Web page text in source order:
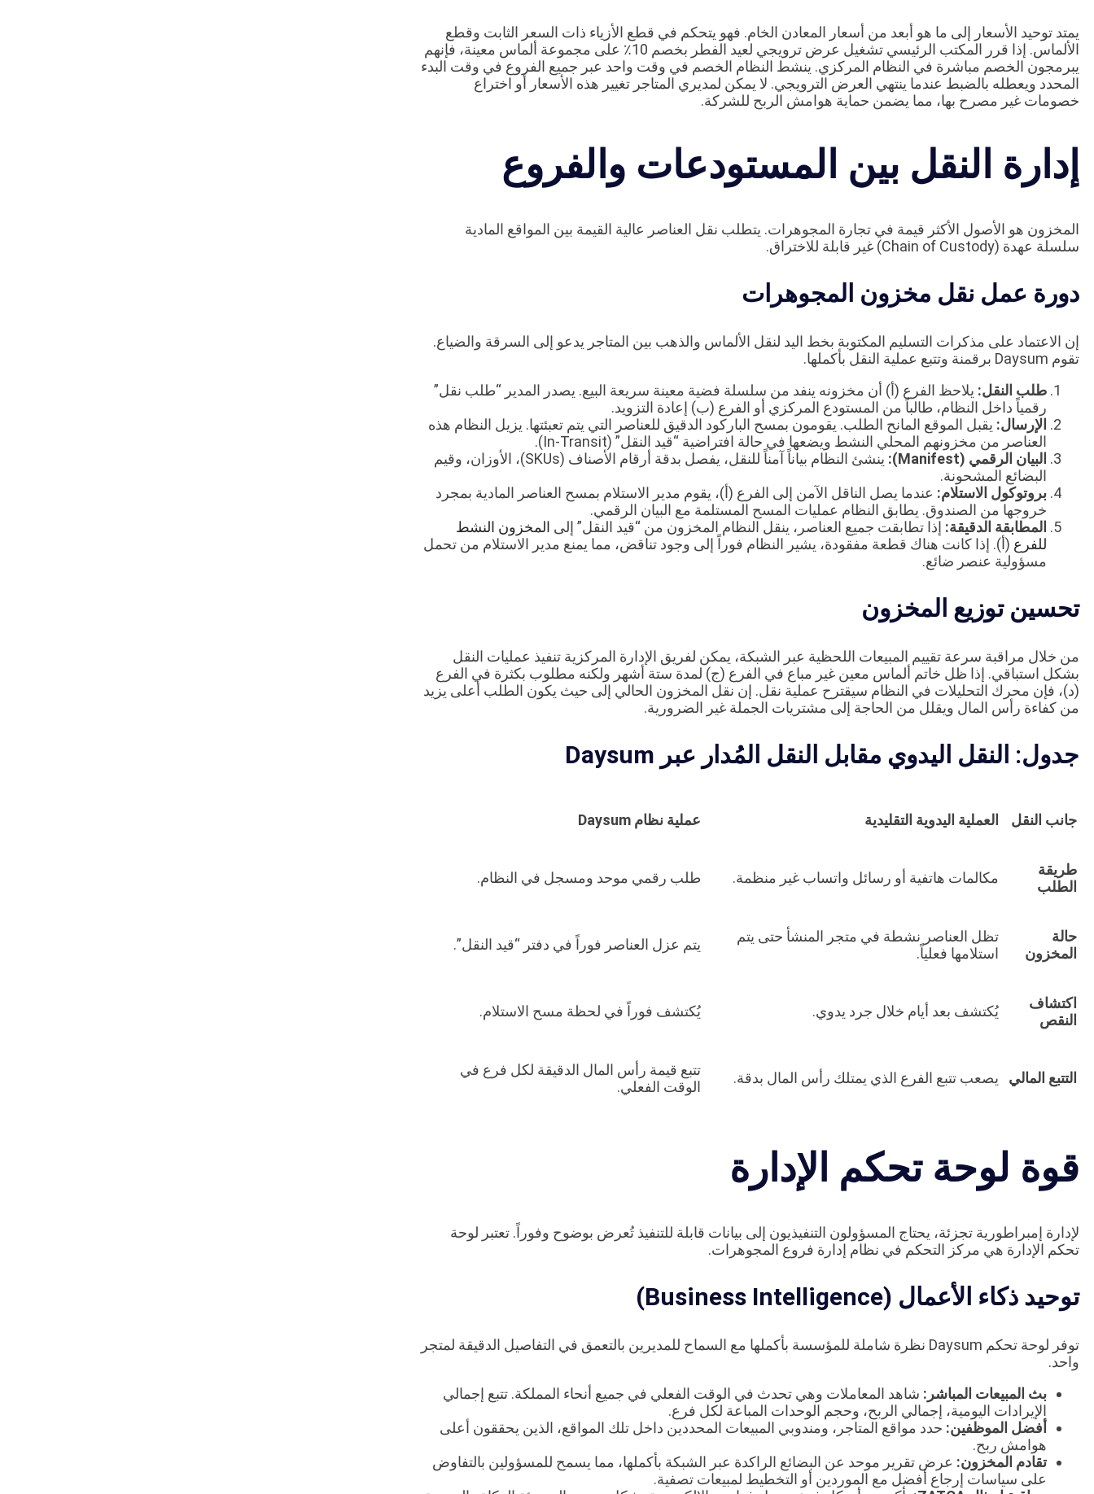
يمتد توحيد الأسعار إلى ما هو أبعد من أسعار المعادن الخام. فهو يتحكم في قطع الأزياء ذات السعر الثابت وقطع
الألماس. إذا قرر المكتب الرئيسي تشغيل عرض ترويجي لعيد الفطر بخصم 10٪ على مجموعة ألماس معينة، فإنهم
يبرمجون الخصم مباشرة في النظام المركزي. ينشط النظام الخصم في وقت واحد عبر جميع الفروع في وقت البدء
المحدد ويعطله بالضبط عندما ينتهي العرض الترويجي. لا يمكن لمديري المتاجر تغيير هذه الأسعار أو اختراع
خصومات غير مصرح بها، مما يضمن حماية هوامش الربح للشركة.
إدارة النقل بين المستودعات والفروع
المخزون هو الأصول الأكثر قيمة في تجارة المجوهرات. يتطلب نقل العناصر عالية القيمة بين المواقع المادية
سلسلة عهدة (Chain of Custody) غير قابلة للاختراق.
دورة عمل نقل مخزون المجوهرات
إن الاعتماد على مذكرات التسليم المكتوبة بخط اليد لنقل الألماس والذهب بين المتاجر يدعو إلى السرقة والضياع.
تقوم Daysum برقمنة وتتبع عملية النقل بأكملها.
طلب النقل: يلاحظ الفرع (أ) أن مخزونه ينفد من سلسلة فضية معينة سريعة البيع. يصدر المدير “طلب نقل”
رقمياً داخل النظام، طالباً من المستودع المركزي أو الفرع (ب) إعادة التزويد.
الإرسال: يقبل الموقع المانح الطلب. يقومون بمسح الباركود الدقيق للعناصر التي يتم تعبئتها. يزيل النظام هذه
العناصر من مخزونهم المحلي النشط ويضعها في حالة افتراضية “قيد النقل” (In-Transit).
البيان الرقمي (Manifest):
ينشئ النظام بياناً آمناً للنقل، يفصل بدقة أرقام الأصناف (SKUs)، الأوزان، وقيم
البضائع المشحونة.
بروتوكول الاستلام: عندما يصل الناقل الآمن إلى الفرع (أ)، يقوم مدير الاستلام بمسح العناصر المادية بمجرد
خروجها من الصندوق. يطابق النظام عمليات المسح المستلمة مع البيان الرقمي.
المطابقة الدقيقة: إذا تطابقت جميع العناصر، ينقل النظام المخزون من “قيد النقل” إلى المخزون النشط
للفرع (أ). إذا كانت هناك قطعة مفقودة، يشير النظام فوراً إلى وجود تناقض، مما يمنع مدير الاستلام من تحمل
مسؤولية عنصر ضائع.
تحسين توزيع المخزون
من خلال مراقبة سرعة تقييم المبيعات اللحظية عبر الشبكة، يمكن لفريق الإدارة المركزية تنفيذ عمليات النقل
بشكل استباقي. إذا ظل خاتم ألماس معين غير مباع في الفرع (ج) لمدة ستة أشهر ولكنه مطلوب بكثرة في الفرع
(د)، فإن محرك التحليلات في النظام سيقترح عملية نقل. إن نقل المخزون الحالي إلى حيث يكون الطلب أعلى يزيد
من كفاءة رأس المال ويقلل من الحاجة إلى مشتريات الجملة غير الضرورية.
جدول: النقل اليدوي مقابل النقل المُدار عبر Daysum
جانب النقل العملية اليدوية التقليدية عملية نظام Daysum
طريقة
الطلب
مكالمات هاتفية أو رسائل واتساب غير منظمة. طلب رقمي موحد ومسجل في النظام.
حالة
المخزون
تظل العناصر نشطة في متجر المنشأ حتى يتم
استلامها فعلياً.
يتم عزل العناصر فوراً في دفتر “قيد النقل”.
اكتشاف
النقص
يُكتشف بعد أيام خلال جرد يدوي. يُكتشف فوراً في لحظة مسح الاستلام.
التتبع المالي يصعب تتبع الفرع الذي يمتلك رأس المال بدقة.
تتبع قيمة رأس المال الدقيقة لكل فرع في
الوقت الفعلي.
قوة لوحة تحكم الإدارة
لإدارة إمبراطورية تجزئة، يحتاج المسؤولون التنفيذيون إلى بيانات قابلة للتنفيذ تُعرض بوضوح وفوراً. تعتبر لوحة
تحكم الإدارة هي مركز التحكم في نظام إدارة فروع المجوهرات.
توحيد ذكاء الأعمال (Business Intelligence)
توفر لوحة تحكم Daysum نظرة شاملة للمؤسسة بأكملها مع السماح للمديرين بالتعمق في التفاصيل الدقيقة لمتجر
واحد.
بث المبيعات المباشر: شاهد المعاملات وهي تحدث في الوقت الفعلي في جميع أنحاء المملكة. تتبع إجمالي
الإيرادات اليومية، إجمالي الربح، وحجم الوحدات المباعة لكل فرع.
أفضل الموظفين: حدد مواقع المتاجر، ومندوبي المبيعات المحددين داخل تلك المواقع، الذين يحققون أعلى
هوامش ربح.
تقادم المخزون: عرض تقرير موحد عن البضائع الراكدة عبر الشبكة بأكملها، مما يسمح للمسؤولين بالتفاوض
على سياسات إرجاع أفضل مع الموردين أو التخطيط لمبيعات تصفية.